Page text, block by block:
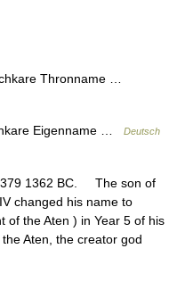
Thronname …
Eigenname …
Deutsch
1362 BC. The son of
changed his name to
of the Aten ) in Year 5 of his
Aten, the creator god